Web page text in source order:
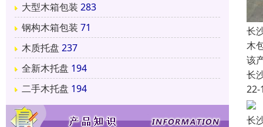
大型木箱包装 283
钢构木箱包装 71
木质托盘 237
全新木托盘 194
二手木托盘 194
长
木
该
长
22-
长